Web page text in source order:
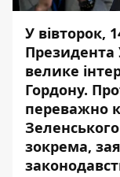
У вівторок,
Президента
велике
Гордону.
переважно
зокрема,